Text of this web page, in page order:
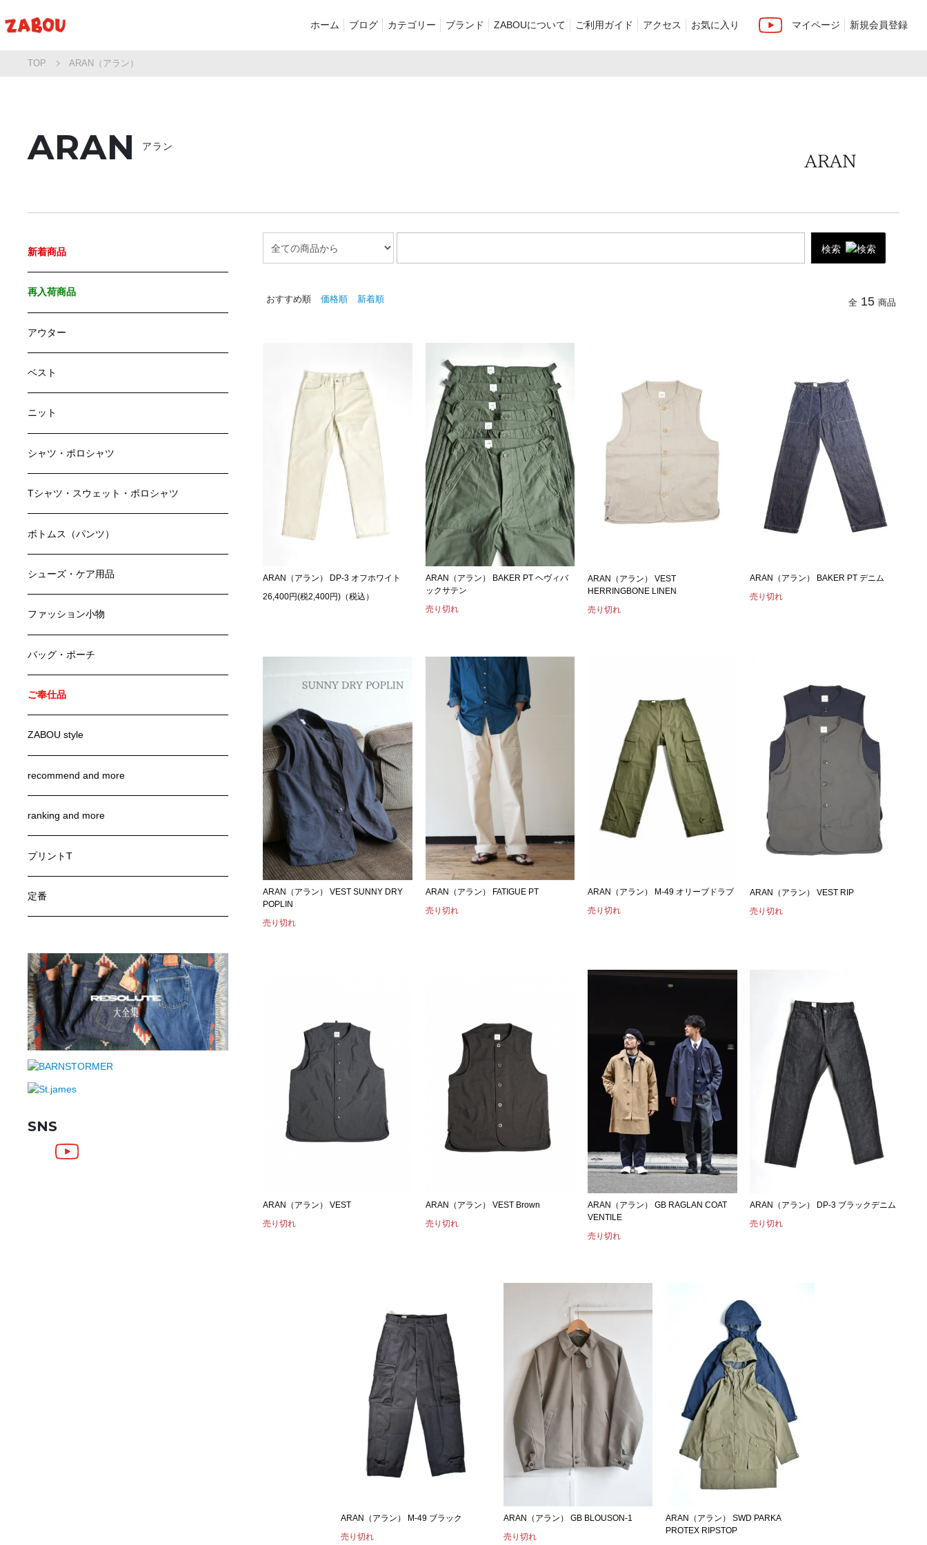
ホーム ブログ カテゴリー
休日
ブランド ZABOUについて ご利用ガイド アクセス お気に入り マイページ 新規会員登録
TOP ARAN（アラン）
ARAN アラン
検索
おすすめ順 価格順 新着順 全 15 商品
ARAN（アラン） DP-3 オフホワイト
26,400円(税2,400円)（税込）
ARAN（アラン） BAKER PT ヘヴィバ
ックサテン
売り切れ
ARAN（アラン） VEST
HERRINGBONE LINEN
売り切れ
ARAN（アラン） BAKER PT デニム
売り切れ
ARAN（アラン） VEST SUNNY DRY
POPLIN
売り切れ
ARAN（アラン） FATIGUE PT
売り切れ
ARAN（アラン） M-49 オリーブドラブ
売り切れ
ARAN（アラン） VEST RIP
売り切れ
ARAN（アラン） VEST
売り切れ
ARAN（アラン） VEST Brown
売り切れ
ARAN（アラン） GB RAGLAN COAT
VENTILE
売り切れ
ARAN（アラン） DP-3 ブラックデニム
売り切れ
ARAN（アラン） M-49 ブラック
売り切れ
ARAN（アラン） GB BLOUSON-1
売り切れ
ARAN（アラン） SWD PARKA
PROTEX RIPSTOP
新着商品
再入荷商品
アウター
ベスト
ニット
シャツ・ポロシャツ
Tシャツ・スウェット・ポロシャツ
ボトムス（パンツ）
シューズ・ケア用品
ファッション小物
バッグ・ポーチ
ご奉仕品
ZABOU style
recommend and more
ranking and more
プリントT
定番
SNS